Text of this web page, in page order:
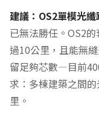
建議：OS2單模光纖
已無法勝任。OS2
過10公里，且能無
留足夠芯數—目前
求：多棟建築之間
里。